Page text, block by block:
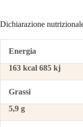
Dichiarazione
Energia
163 kcal 685 kj
Grassi
5,9 g